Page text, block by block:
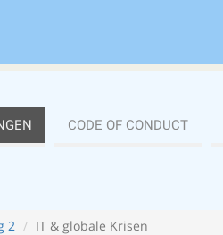
CODE OF CONDUCT
2 IT & globale Krisen